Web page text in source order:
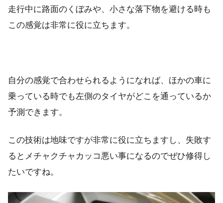
走行中に路面のくぼみや、小さな落下物を避ける時も
この感覚は非常に役に立ちます。
自分の感覚で合わせられるようになれば、ほかの車に
乗っている時でも左側のタイヤがどこを通っているか
予測できます。
この技術は地味ですが非常に役に立ちますし、失敗す
るとメチャクチャカッコ悪い事になるのでぜひ修得し
たいですね。